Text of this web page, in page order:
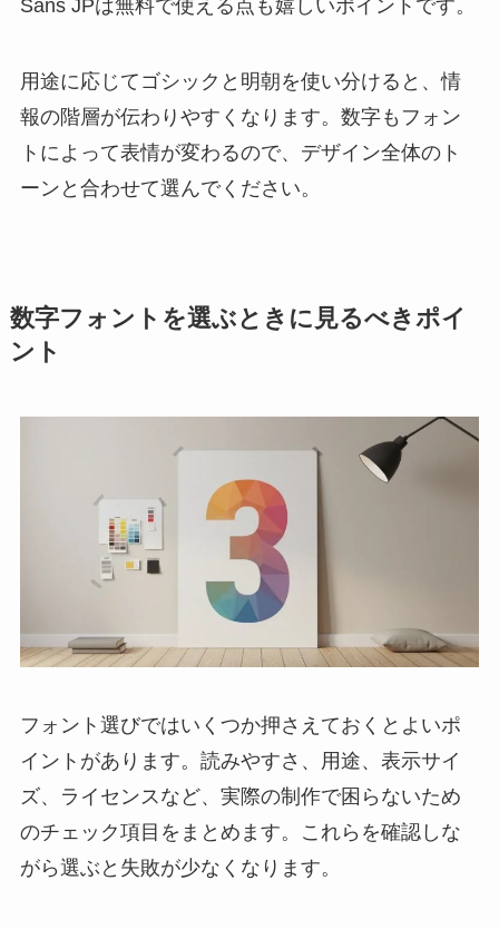
Sans JPは無料で使える点も嬉しいポイントです。
用途に応じてゴシックと明朝を使い分けると、情
報の階層が伝わりやすくなります。数字もフォン
トによって表情が変わるので、デザイン全体のト
ーンと合わせて選んでください。
数字フォントを選ぶときに見るべきポイ
ント
フォント選びではいくつか押さえておくとよいポ
イントがあります。読みやすさ、用途、表示サイ
ズ、ライセンスなど、実際の制作で困らないため
のチェック項目をまとめます。これらを確認しな
がら選ぶと失敗が少なくなります。